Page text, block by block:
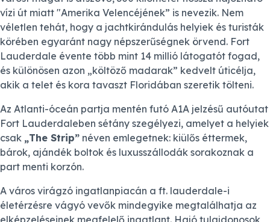
vízi út miatt "Amerika Velencéjének” is nevezik. Nem
véletlen tehát, hogy a jachtkirándulás helyiek és turisták
körében egyaránt nagy népszerűségnek örvend. Fort
Lauderdale évente több mint 14 millió látogatót fogad,
és különösen azon „költöző madarak” kedvelt úticélja,
akik a telet és kora tavaszt Floridában szeretik tölteni.
Az Atlanti-óceán partja mentén futó A1A jelzésű autóutat
Fort Lauderdaleben sétány szegélyezi, amelyet a helyiek
csak „The Strip” néven emlegetnek: kiülős éttermek,
bárok, ajándék boltok és luxusszállodák sorakoznak a
part menti korzón.
A város virágzó ingatlanpiacán a ft. lauderdale-i
életérzésre vágyó vevők mindegyike megtalálhatja az
elképzeléseinek megfelelő ingatlant. Hajó tulajdonosok